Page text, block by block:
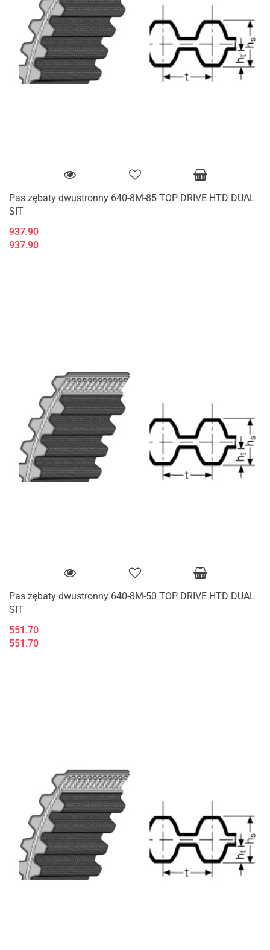
Pas zębaty dwustronny 640-8M-85 TOP DRIVE HTD DUAL
SIT
937.90
937.90
Pas zębaty dwustronny 640-8M-50 TOP DRIVE HTD DUAL
SIT
551.70
551.70